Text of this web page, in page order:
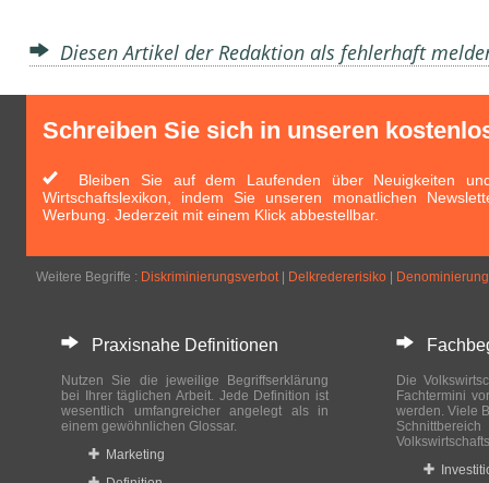
Diesen Artikel der Redaktion als fehlerhaft
Schreiben Sie sich in unseren
Bleiben Sie auf dem Laufenden über Neuigkeiten
Wirtschaftslexikon, indem Sie unseren monatlichen
Werbung. Jederzeit mit einem Klick abbestellbar.
Weitere Begriffe : Diskriminierungsverbot| Delkredererisiko Denominierung
Praxisnahe Definitionen
Nutzen Sie die jeweilige Begriffserklärung
bei Ihrer täglichen Arbeit. Jede Definition ist
wesentlich umfangreicher angelegt als in
einem gewöhnlichen Glossar.
Marketing
Die
Fachtermini
werden. Viele